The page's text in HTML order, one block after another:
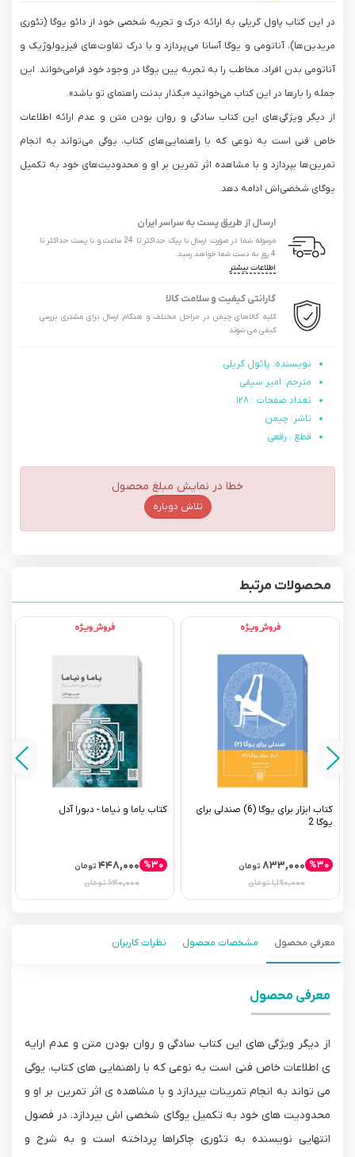
در این کتاب پاول گریلی به ارائه درک و تجربه شخصی خود از دائو یوگا (تئوری
مریدین‌ها)، آناتومی و یوگا آسانا می‌پردازد و با درک تفاوت‌های فیزیولوژیک و
آناتومی بدن افراد، مخاطب را به تجربه یین یوگا در وجود خود فرامی‌خواند. این
جمله را بارها در این کتاب می‌خوانید «بگذار بدنت راهنمای تو باشد».
از دیگر ویژگی‌های این کتاب سادگی و روان بودن متن و عدم ارائه اطلاعات
خاص فنی است به نوعی که با راهنمایی‌های کتاب، یوگی می‌تواند به انجام
تمرین‌ها بپردازد و با مشاهده اثر تمرین بر او و محدودیت‌های خود به تکمیل
یوگای شخصی‌اش ادامه دهد.
ارسال از طریق پست به سراسر ایران
مرسوله شما در صورت ارسال با پیک حداکثر تا 24 ساعت و با پست حداکثر تا
4 روز به دست شما خواهد رسید.
اطلاعات بیشتر
گارانتی کیفیت و سلامت کالا
کلیه کالاهای چیمن در مراحل مختلف و هنگام ارسال برای مشتری بررسی
کیفی می شوند
نویسنده: پائول گریلی
مترجم: امیر سیفی
تعداد صفحات : ۱۲۸
ناشر: چیمن
قطع : رقعی
خطا در نمایش مبلغ محصول
تلاش دوباره
محصولات مرتبط
کتاب ابزار برای یوگا (6) صندلی برای
یوگا 2
۸۳۳,۰۰۰ تومان
۱,۱۹۰,۰۰۰تومان
%۳۰
کتاب یاما و نیاما - دبورا آدل
۴۴۸,۰۰۰ تومان
۶۴۰,۰۰۰تومان
%۳۰
معرفی محصول مشخصات محصول نظرات کاربران
معرفی محصول
از دیگر ویژگی های این کتاب سادگی و روان بودن متن و عدم ارایه
ی اطلاعات خاص فنی است به نوعی که با راهنمایی های کتاب، یوگی
می تواند به انجام تمرینات بپردازد و با مشاهده ی اثر تمرین بر او و
محدودیت های خود به تکمیل یوگای شخصی اش بپردازد. در فصول
انتهایی نویسنده به تئوری چاکراها پرداخته است و به شرح و